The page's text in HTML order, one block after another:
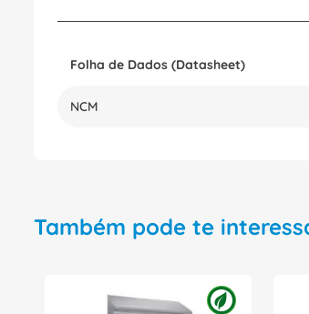
Folha de Dados (Datasheet)
NCM
Também pode te